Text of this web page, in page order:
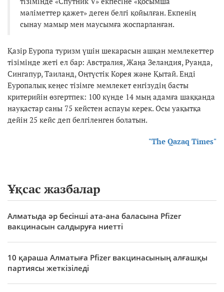
мәліметтер қажет» деген белгі қойылған. Екпенің
сынау мамыр мен маусымға жоспарланған.
Қазір Еуропа туризм үшін шекарасын ашқан мемлекеттер
тізімінде жеті ел бар: Австралия, Жаңа Зеландия, Руанда,
Сингапур, Таиланд, Оңтүстік Корея және Қытай. Енді
Еуропалық кеңес тізімге мемлекет енгізудің басты
критерийін өзгертпек: 100 күнде 14 мың адамға шаққанда
науқастар саны 75 кейстен аспауы керек. Осы уақытқа
дейін 25 кейс деп белгіленген болатын.
"The Qazaq Times"
Ұқсас жазбалар
Алматыда әр бесінші ата-ана баласына Pfizer
вакцинасын салдыруға ниетті
10 қараша Алматыға Pfizer вакцинасының алғашқы
партиясы жеткізіледі